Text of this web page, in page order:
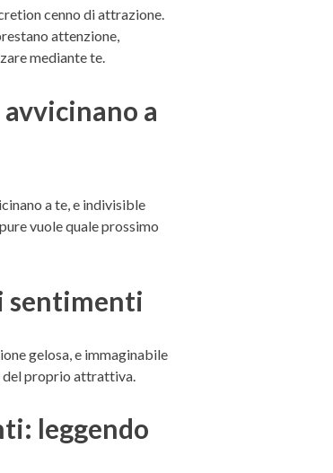
cenno di attrazione.
attenzione,
mediante te.
a
a te, e indivisible
vuole quale prossimo
sentimenti
gelosa, e immaginabile
del proprio attrattiva.
leggendo